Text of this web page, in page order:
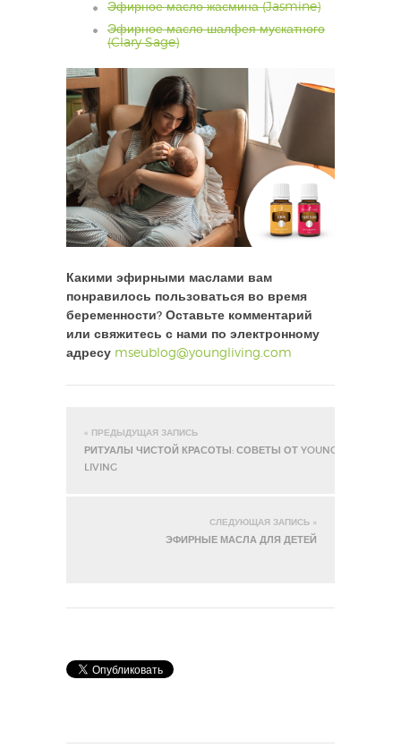
Эфирное масло жасмина (Jasmine)
Эфирное масло шалфея мускатного
(Clary Sage)
Какими эфирными маслами вам
понравилось пользоваться во время
беременности? Оставьте комментарий
или свяжитесь с нами по электронному
адресу mseublog@youngliving.com
« ПРЕДЫДУЩАЯ ЗАПИСЬ
РИТУАЛЫ ЧИСТОЙ КРАСОТЫ: СОВЕТЫ ОТ YOUNG
LIVING
СЛЕДУЮЩАЯ ЗАПИСЬ »
ЭФИРНЫЕ МАСЛА ДЛЯ ДЕТЕЙ